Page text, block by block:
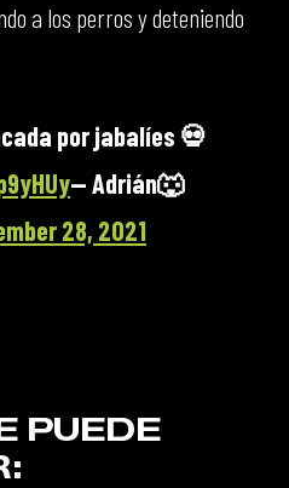
a los perros y deteniendo
por jabalíes 💀
— Adrián🐺
28, 2021
PUEDE